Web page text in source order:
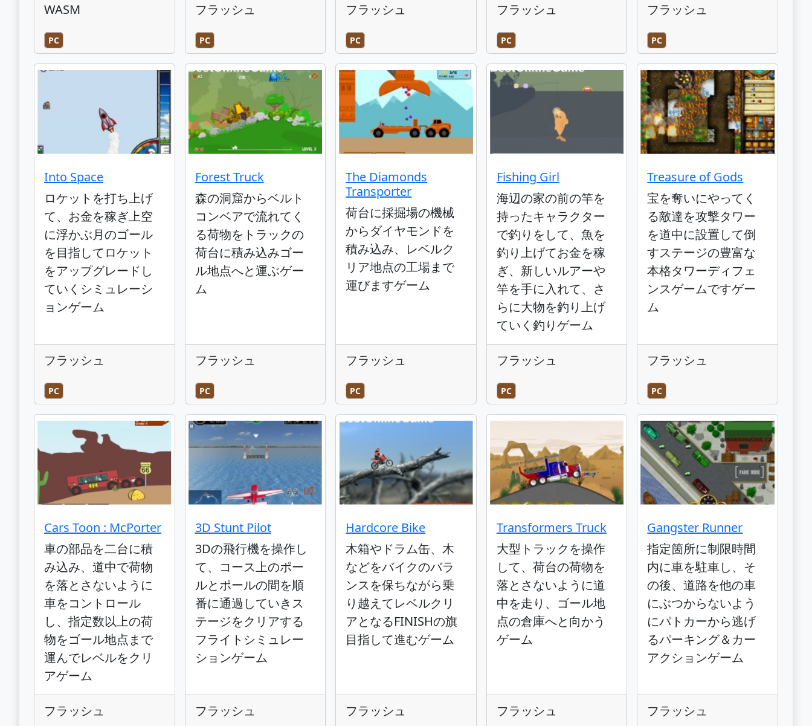
WASM
PC
フラッシュ
PC
フラッシュ
PC
フラッシュ
PC
フラッシュ
PC
Into Space
ロケットを打ち上げ
て、お金を稼ぎ上空
に浮かぶ月のゴール
を目指してロケット
をアップグレードし
ていくシミュレーシ
ョンゲーム
フラッシュ
PC
Forest Truck
森の洞窟からベルト
コンベアで流れてく
る荷物をトラックの
荷台に積み込みゴー
ル地点へと運ぶゲー
ム
フラッシュ
PC
The Diamonds
Transporter
荷台に採掘場の機械
からダイヤモンドを
積み込み、レベルク
リア地点の工場まで
運びますゲーム
フラッシュ
PC
Fishing Girl
海辺の家の前の竿を
持ったキャラクター
で釣りをして、魚を
釣り上げてお金を稼
ぎ、新しいルアーや
竿を手に入れて、さ
らに大物を釣り上げ
ていく釣りゲーム
フラッシュ
PC
Treasure of Gods
宝を奪いにやってく
る敵達を攻撃タワー
を道中に設置して倒
すステージの豊富な
本格タワーディフェ
ンスゲームですゲー
ム
フラッシュ
PC
Cars Toon : McPorter
車の部品を二台に積
み込み、道中で荷物
を落とさないように
車をコントロール
し、指定数以上の荷
物をゴール地点まで
運んでレベルをクリ
アゲーム
フラッシュ
3D Stunt Pilot
3Dの飛行機を操作し
て、コース上のポー
ルとポールの間を順
番に通過していきス
テージをクリアする
フライトシミュレー
ションゲーム
フラッシュ
Hardcore Bike
木箱やドラム缶、木
などをバイクのバラ
ンスを保ちながら乗
り越えてレベルクリ
アとなるFINISHの旗
目指して進むゲーム
フラッシュ
Transformers Truck
大型トラックを操作
して、荷台の荷物を
落とさないように道
中を走り、ゴール地
点の倉庫へと向かう
ゲーム
フラッシュ
Gangster Runner
指定箇所に制限時間
内に車を駐車し、そ
の後、道路を他の車
にぶつからないよう
にパトカーから逃げ
るパーキング＆カー
アクションゲーム
フラッシュ